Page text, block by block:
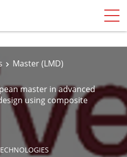
Master (LMD)
master in advanced
using composite